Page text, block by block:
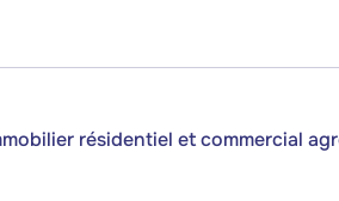
résidentiel et commercial